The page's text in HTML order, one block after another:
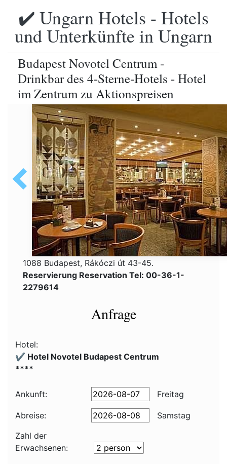
✔️ Ungarn Hotels - Hotels
und Unterkünfte in Ungarn
Budapest Novotel Centrum -
Drinkbar des 4-Sterne-Hotels - Hotel
im Zentrum zu Aktionspreisen
1088 Budapest, Rákóczi út 43-45.
Reservierung Reservation Tel: 00-36-1-
2279614
Anfrage
Hotel:
✔️ Hotel Novotel Budapest Centrum
****
Ankunft: Freitag
Abreise:
Samstag
Zahl der
Erwachsenen: